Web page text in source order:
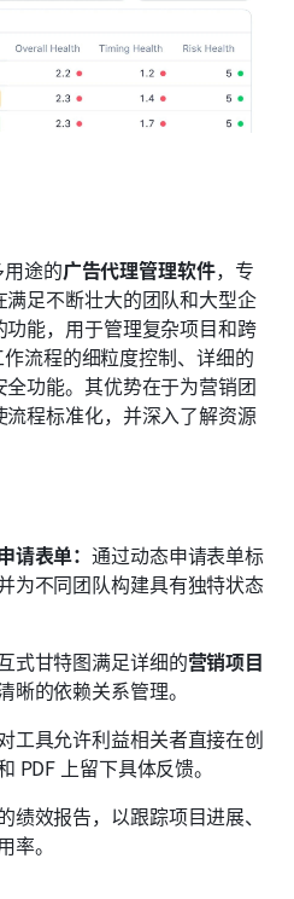
途的广告代理管理软件，专
足不断壮大的团队和大型企
能，用于管理复杂项目和跨
流程的细粒度控制、详细的
功能。其优势在于为营销团
程标准化，并深入了解资源
请表单：通过动态申请表单标
为不同团队构建具有独特状态
式甘特图满足详细的营销项目
晰的依赖关系管理。
工具允许利益相关者直接在创
PDF 上留下具体反馈。
绩效报告，以跟踪项目进展、
率。